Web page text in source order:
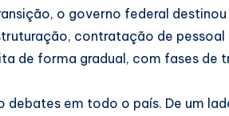
o governo federal
contratação de
de forma gradual, com fases de
debates em todo o país. De um